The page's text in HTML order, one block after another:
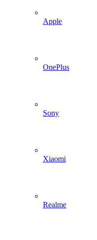
Apple
OnePlus
Sony
Xiaomi
Realme